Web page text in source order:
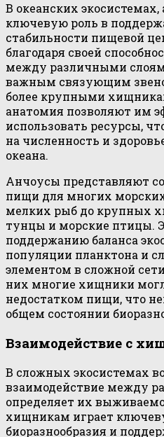
В океанских
ключевую роль в
стабильности пищевой
благодаря своей
между различными
важным связующим
более крупными
анатомия позволяют им
использовать ресурсы,
на численность и
океана.
Анчоусы представляют
пищи для многих
мелких рыб до крупных
тунцы и морские птицы.
поддержанию баланса
популяции планктона и
элементом в сложной
них многие хищники
недостатком пищи, что
общем состоянии
Взаимодействие с
В сложных экосистемах
взаимодействие между
определяет их
хищникам играет
биоразнообразия и